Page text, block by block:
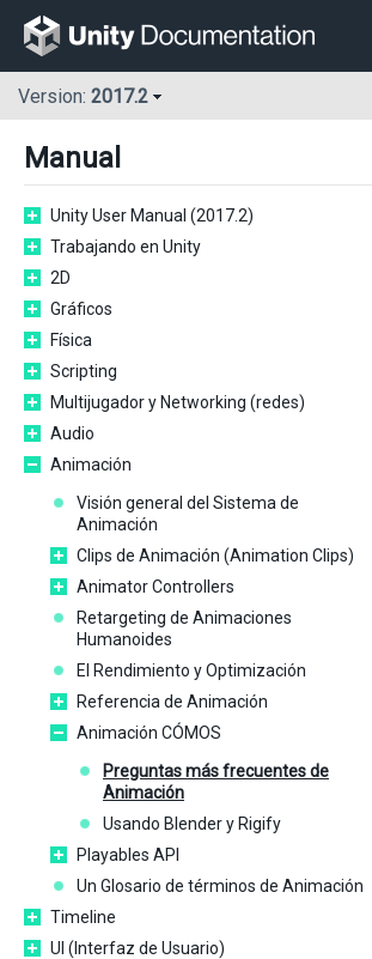
Version: 2017.2
Manual
Unity User Manual (2017.2)
Trabajando en Unity
2D
Gráficos
Física
Scripting
Multijugador y Networking (redes)
Audio
Animación
Visión general del Sistema de
Animación
Clips de Animación (Animation Clips)
Animator Controllers
Retargeting de Animaciones
Humanoides
El Rendimiento y Optimización
Referencia de Animación
Animación CÓMOS
Preguntas más frecuentes de
Animación
Usando Blender y Rigify
Playables API
Un Glosario de términos de Animación
Timeline
UI (Interfaz de Usuario)